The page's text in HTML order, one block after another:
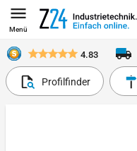
Menü
4.83
Profilfinder